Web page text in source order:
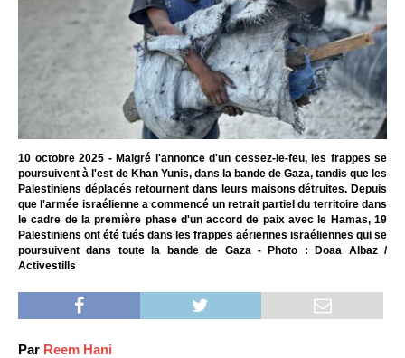
10 octobre 2025 - Malgré l'annonce d'un cessez-le-feu, les frappes se
poursuivent à l'est de Khan Yunis, dans la bande de Gaza, tandis que les
Palestiniens déplacés retournent dans leurs maisons détruites. Depuis
que l'armée israélienne a commencé un retrait partiel du territoire dans
le cadre de la première phase d'un accord de paix avec le Hamas, 19
Palestiniens ont été tués dans les frappes aériennes israéliennes qui se
poursuivent dans toute la bande de Gaza - Photo : Doaa Albaz /
Activestills
Par Reem Hani